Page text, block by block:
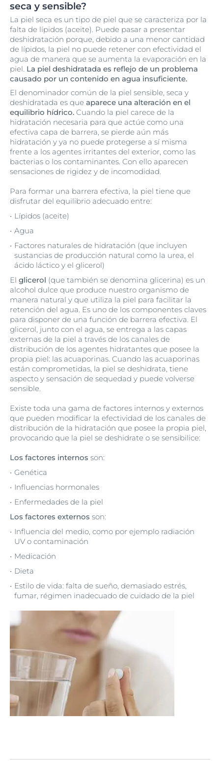
seca y sensible?
La piel seca es un tipo de piel que se caracteriza por la
falta de lípidos (aceite). Puede pasar a presentar
deshidratación porque, debido a una menor cantidad
de lípidos, la piel no puede retener con efectividad el
agua de manera que se aumenta la evaporación en la
piel. La piel deshidratada es reflejo de un problema
causado por un contenido en agua insuficiente.
El denominador común de la piel sensible, seca y
deshidratada es que aparece una alteración en el
equilibrio hídrico. Cuando la piel carece de la
hidratación necesaria para que actúe como una
efectiva capa de barrera, se pierde aún más
hidratación y ya no puede protegerse a sí misma
frente a los agentes irritantes del exterior, como las
bacterias o los contaminantes. Con ello aparecen
sensaciones de rigidez y de incomodidad.
Para formar una barrera efectiva, la piel tiene que
disfrutar del equilibrio adecuado entre:
Lípidos (aceite)
Agua
Factores naturales de hidratación (que incluyen
sustancias de producción natural como la urea, el
ácido láctico y el glicerol)
El glicerol (que también se denomina glicerina) es un
alcohol dulce que produce nuestro organismo de
manera natural y que utiliza la piel para facilitar la
retención del agua. Es uno de los componentes claves
para disponer de una función de barrera efectiva. El
glicerol, junto con el agua, se entrega a las capas
externas de la piel a través de los canales de
distribución de los agentes hidratantes que posee la
propia piel: las acuaporinas. Cuando las acuaporinas
están comprometidas, la piel se deshidrata, tiene
aspecto y sensación de sequedad y puede volverse
sensible.
Existe toda una gama de factores internos y externos
que pueden modificar la efectividad de los canales de
distribución de la hidratación que posee la propia piel,
provocando que la piel se deshidrate o se sensibilice:
Los factores internos son:
Genética
Influencias hormonales
Enfermedades de la piel
Los factores externos son:
Influencia del medio, como por ejemplo radiación
UV o contaminación
Medicación
Dieta
Estilo de vida: falta de sueño, demasiado estrés,
fumar, régimen inadecuado de cuidado de la piel